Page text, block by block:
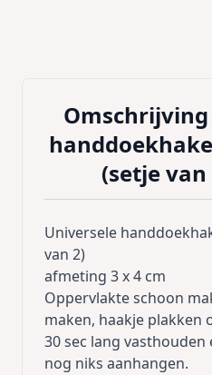
(setje
Universele
van 2)
afmeting 3 x 4 cm
Oppervlakte schoon
maken, haakje plakken
30 sec lang
nog niks aanhangen.